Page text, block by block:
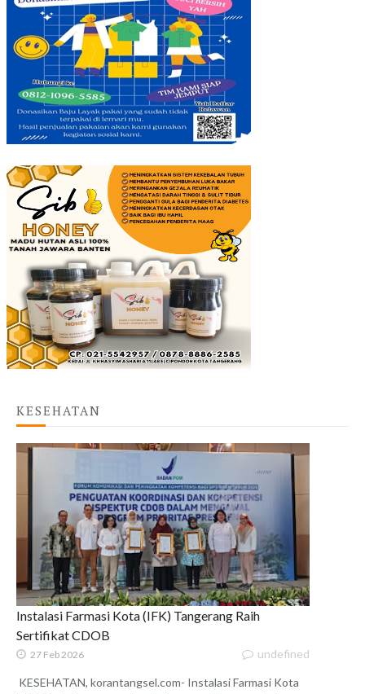
KESEHATAN
Instalasi Farmasi Kota (IFK) Tangerang Raih
Sertifikat CDOB
27 Feb 2026 undefined
KESEHATAN, korantangsel.com- Instalasi Farmasi Kota